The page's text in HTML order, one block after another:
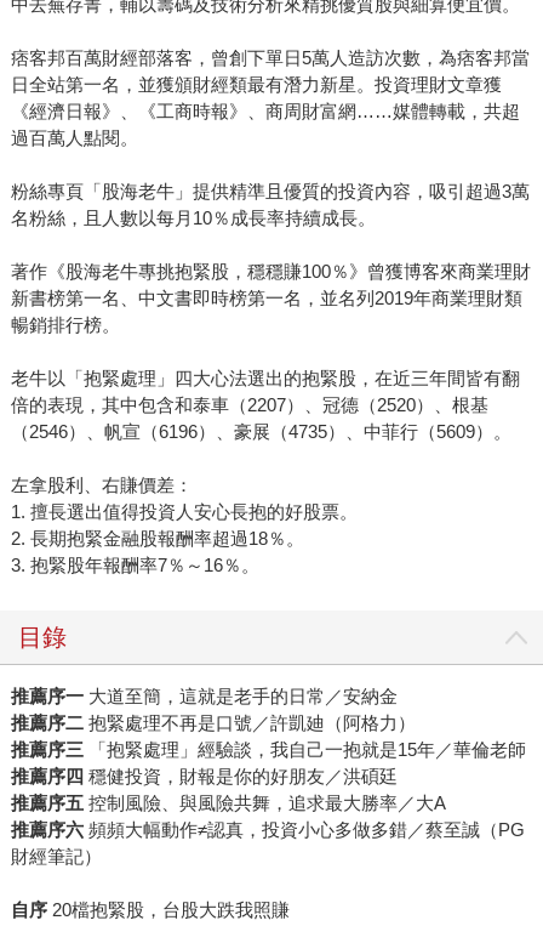
中去蕪存菁，輔以籌碼及技術分析來精挑優質股與細算便宜價。
痞客邦百萬財經部落客，曾創下單日5萬人造訪次數，為痞客邦當
日全站第一名，並獲頒財經類最有潛力新星。投資理財文章獲
《經濟日報》、《工商時報》、商周財富網……媒體轉載，共超
過百萬人點閱。
粉絲專頁「股海老牛」提供精準且優質的投資內容，吸引超過3萬
名粉絲，且人數以每月10％成長率持續成長。
著作《股海老牛專挑抱緊股，穩穩賺100％》曾獲博客來商業理財
新書榜第一名、中文書即時榜第一名，並名列2019年商業理財類
暢銷排行榜。
老牛以「抱緊處理」四大心法選出的抱緊股，在近三年間皆有翻
倍的表現，其中包含和泰車（2207）、冠德（2520）、根基
（2546）、帆宣（6196）、豪展（4735）、中菲行（5609）。
左拿股利、右賺價差：
1. 擅長選出值得投資人安心長抱的好股票。
2. 長期抱緊金融股報酬率超過18％。
3. 抱緊股年報酬率7％～16％。
目錄
推薦序一大道至簡，這就是老手的日常／安納金
推薦序二抱緊處理不再是口號／許凱廸（阿格力）
推薦序三「抱緊處理」經驗談，我自己一抱就是15年／華倫老師
推薦序四 穩健投資，財報是你的好朋友／洪碩廷
推薦序五控制風險、與風險共舞，追求最大勝率／大A
推薦序六頻頻大幅動作≠認真，投資小心多做多錯／蔡至誠（PG
財經筆記）
自序 20檔抱緊股，台股大跌我照賺